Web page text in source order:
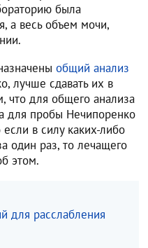
была
а весь объем мочи,
общий анализ
лучше сдавать их в
что для общего анализа
для пробы Нечипоренко
в силу каких-либо
один раз, то лечащего
этом.
для расслабления